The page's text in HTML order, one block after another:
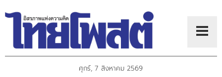
ศุกร์, 7 สิงหาคม 2569